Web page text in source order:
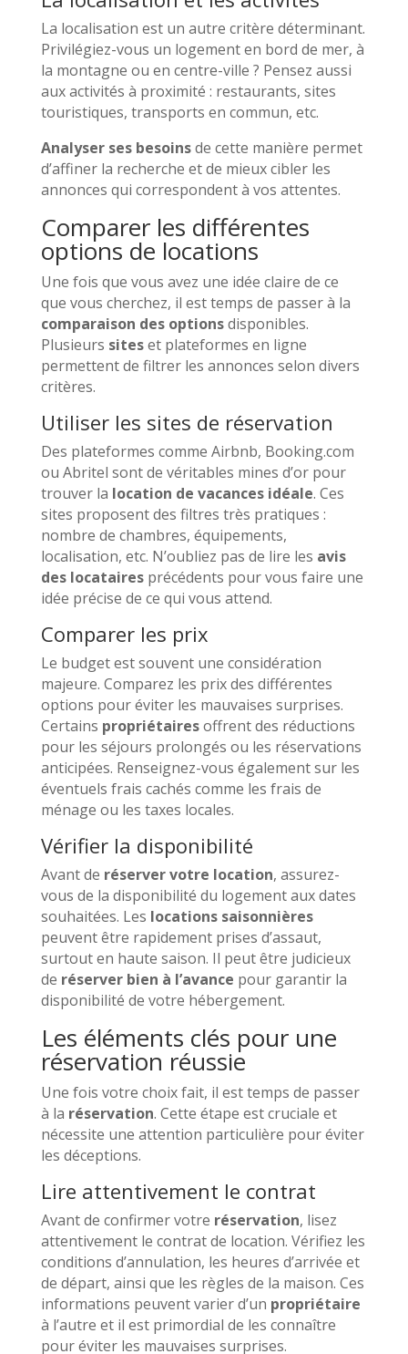
La localisation est un autre critère déterminant.
Privilégiez-vous un logement en bord de mer, à
la montagne ou en centre-ville ? Pensez aussi
aux activités à proximité : restaurants, sites
touristiques, transports en commun, etc.
Analyser ses besoinsde cette manière permet
d’affiner la recherche et de mieux cibler les
annonces qui correspondent à vos attentes.
Comparer les différentes
options de locations
Une fois que vous avez une idée claire de ce
que vous cherchez, il est temps de passer à la
comparaison des optionsdisponibles.
Plusieurs siteset plateformes en ligne
permettent de filtrer les annonces selon divers
critères.
Utiliser les sites de réservation
Des plateformes comme Airbnb, Booking.com
ou Abritel sont de véritables mines d’or pour
trouver la location de vacances idéale. Ces
sites proposent des filtres très pratiques :
nombre de chambres, équipements,
localisation, etc. N’oubliez pas de lire les avis
des locatairesprécédents pour vous faire une
idée précise de ce qui vous attend.
Comparer les prix
Le budget est souvent une considération
majeure. Comparez les prix des différentes
options pour éviter les mauvaises surprises.
Certains propriétairesoffrent des réductions
pour les séjours prolongés ou les réservations
anticipées. Renseignez-vous également sur les
éventuels frais cachés comme les frais de
ménage ou les taxes locales.
Vérifier la disponibilité
Avant de réserver votre location, assurez-
vous de la disponibilité du logement aux dates
souhaitées. Les locations saisonnières
peuvent être rapidement prises d’assaut,
surtout en haute saison. Il peut être judicieux
de réserver bien à l’avance pour garantir la
disponibilité de votre hébergement.
Les éléments clés pour une
réservation réussie
Une fois votre choix fait, il est temps de passer
à la réservation. Cette étape est cruciale et
nécessite une attention particulière pour éviter
les déceptions.
Lire attentivement le contrat
Avant de confirmer votre réservation, lisez
attentivement le contrat de location. Vérifiez les
conditions d’annulation, les heures d’arrivée et
de départ, ainsi que les règles de la maison. Ces
informations peuvent varier d’un propriétaire
à l’autre et il est primordial de les connaître
pour éviter les mauvaises surprises.